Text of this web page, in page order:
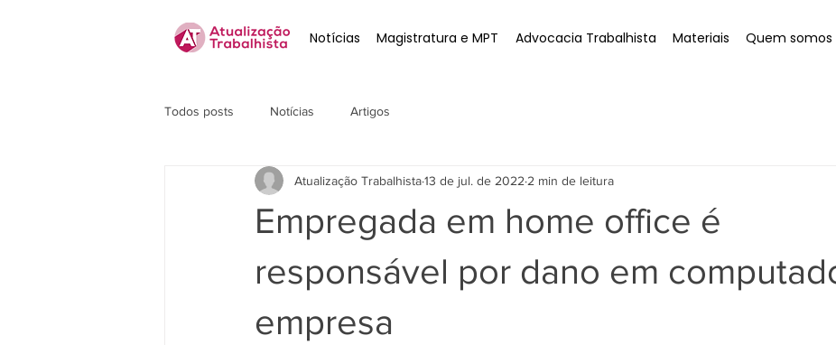
Notícias Magistratura e MPT Advocacia Trabalhista Materiais Quem somos
Todos posts Notícias Artigos
Empregada em home office é
responsável por dano em
empresa
Atualização Trabalhista13 de jul. de 2022 2 min de leitura